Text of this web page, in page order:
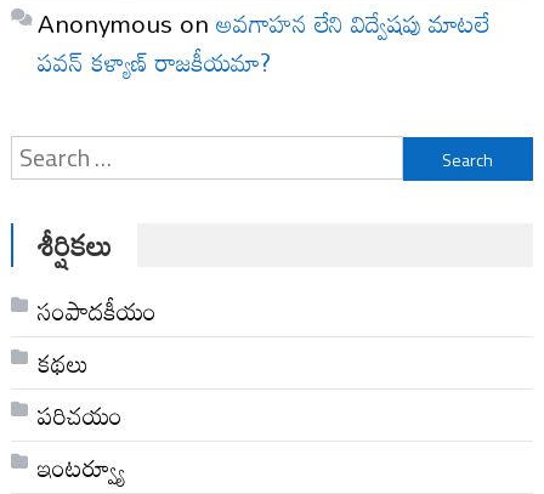
Anonymous onఅవగాహన లేని విద్వేషపు మాటలే
పవన్ కళ్యాణ్ రాజకీయమా?
Search
for:
శీర్షికలు
సంపాదకీయం
కథలు
పరిచయం
ఇంటర్వ్యూ